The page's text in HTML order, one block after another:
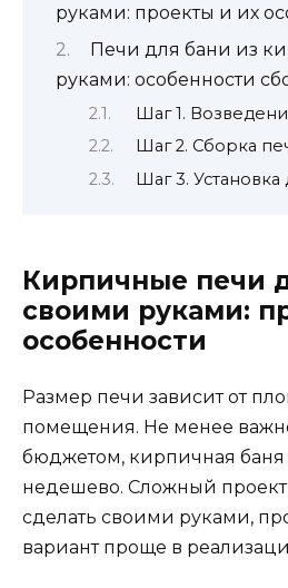
руками: проекты и их
Печи для бани из
руками: особенности
Шаг 1.
Шаг 2. Сборка
Шаг 3.
Кирпичные печи
своими руками:
особенности
Размер печи зависит от
помещения. Не менее
бюджетом, кирпичная баня
недешево. Сложный проект
сделать своими руками,
вариант проще в